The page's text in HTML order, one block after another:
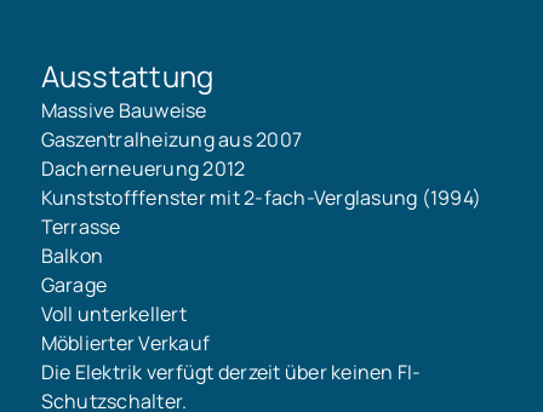
Ausstattung
Massive Bauweise
Gaszentralheizung aus 2007
Dacherneuerung 2012
Kunststofffenster mit 2-fach-Verglasung (1994)
Terrasse
Balkon
Garage
Voll unterkellert
Möblierter Verkauf
Die Elektrik verfügt derzeit über keinen FI-
Schutzschalter.